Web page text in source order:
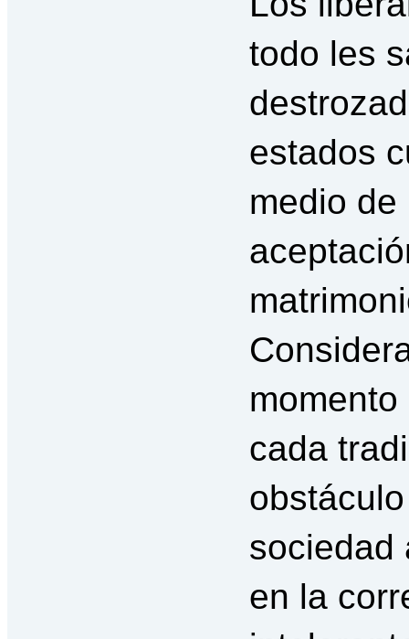
todo les
estados
medio de
cada
sociedad
en la